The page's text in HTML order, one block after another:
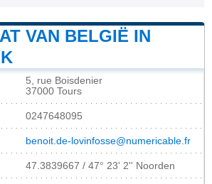
VAN BELGIË IN
5, rue Boisdenier
37000 Tours
0247648095
benoit.de-lovinfosse@numericable.fr
47.3839667 / 47° 23' 2'' Noorden